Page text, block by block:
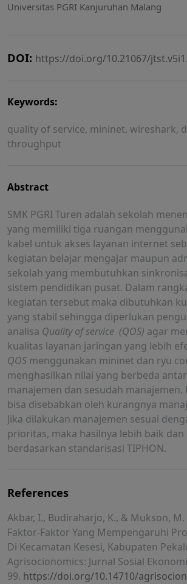
Universitas PGRI Kanjuruhan Malang
DOI: https://doi.org/10.21067/
Keywords:
quality of service, mininet, wireshark,
throughput
Abstract
SMK PGRI Turen adalah sekolah
yang memiliki tiga ruangan
kabel untuk akses layanan internet
kegiatan belajar mengajar maupun
sekolah yang membutuhkan
sistem pendidikan pusat. Dalam
kegiatan tersebut maka dibutuhkan
yang stabil sehingga diperlukan
analisa Quality of service (QOS) agar
kualitas layanan jaringan yang lebih
QOS menggunakan mininet dan ryu
menghasilkan nilai yang berbeda
manajemen dan sesudah manajemen.
bisa disebabkan oleh kurangnya
Jika dilakukan manajemen sesuai
prioritas, maka hasilnya lebih baik
berdasarkan standarisasi TIPHON.
References
Akbar, I., Budiraharjo, K., & Mukson, M.
Faktor-Faktor Yang Mempengaruhi
Di Kecamatan Kesesi, Kabupaten
Agrisocionomics: Jurnal Sosial
99. https://doi.org/10.14710/